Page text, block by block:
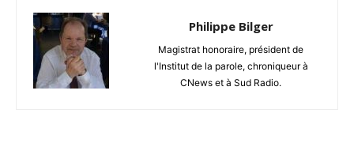
Philippe Bilger
Magistrat honoraire, président de
l'Institut de la parole, chroniqueur à
CNews et à Sud Radio.